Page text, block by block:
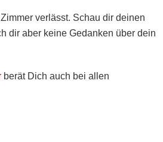
verlässt. Schau dir deinen
dir aber keine Gedanken über dein
berät Dich auch bei allen